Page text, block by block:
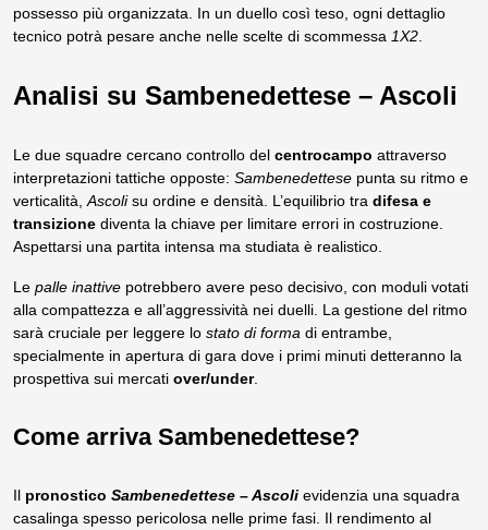
possesso più organizzata. In un duello così teso, ogni dettaglio
tecnico potrà pesare anche nelle scelte di scommessa 1X2
Analisi su Sambenedettese – Ascoli
Le due squadre cercano controllo del centrocampo attraverso
interpretazioni tattiche opposte: Sambenedettese punta su ritmo e
verticalità, Ascolisu ordine e densità. L’equilibrio tra difesa e
transizione diventa la chiave per limitare errori in costruzione.
Aspettarsi una partita intensa ma studiata è realistico.
Le palle inattive potrebbero avere peso decisivo, con moduli votati
alla compattezza e all’aggressività nei duelli. La gestione del ritmo
sarà cruciale per leggere lo stato di forma di entrambe,
specialmente in apertura di gara dove i primi minuti detteranno la
prospettiva sui mercati over/under.
Come arriva Sambenedettese?
Il pronostico Sambenedettese – Ascoli evidenzia una squadra
casalinga spesso pericolosa nelle prime fasi. Il rendimento al